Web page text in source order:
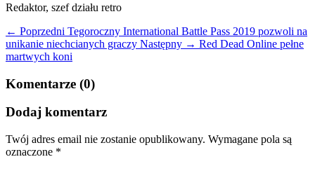
Redaktor, szef działu retro
← Poprzedni Tegoroczny International Battle Pass 2019 pozwoli na
unikanie niechcianych graczy Następny → Red Dead Online pełne
martwych koni
Komentarze (0)
Dodaj komentarz
Twój adres email nie zostanie opublikowany. Wymagane pola są
oznaczone *